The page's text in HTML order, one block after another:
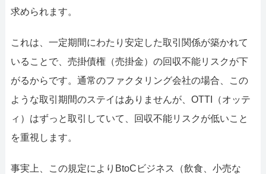
求められます。
これは、一定期間にわたり安定した取引関係が築かれて
いることで、売掛債権（売掛金）の回収不能リスクが下
がるからです。通常のファクタリング会社の場合、この
ような取引期間のステイはありませんが、OTTI（オッテ
ィ）はずっと取引していて、回収不能リスクが低いこと
を重視します。
事実上、この規定によりBtoCビジネス（飲食、小売な